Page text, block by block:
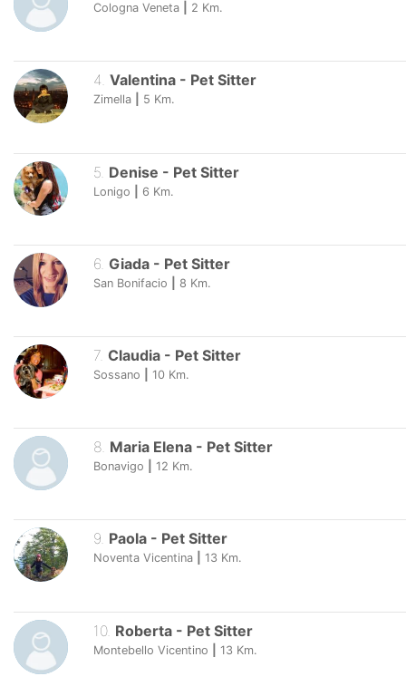
Cologna Veneta 2 Km.
4. Valentina - Pet Sitter
Zimella 5 Km.
5 Denise - Pet Sitter
Lonigo 6 Km.
6 Giada - Pet Sitter
San Bonifacio 8 Km.
7. Claudia - Pet Sitter
Sossano 10 Km.
8. Maria Elena - Pet Sitter
Bonavigo 12 Km.
9. Paola - Pet Sitter
Noventa Vicentina 13 Km.
10. Roberta - Pet Sitter
Montebello Vicentino 13 Km.